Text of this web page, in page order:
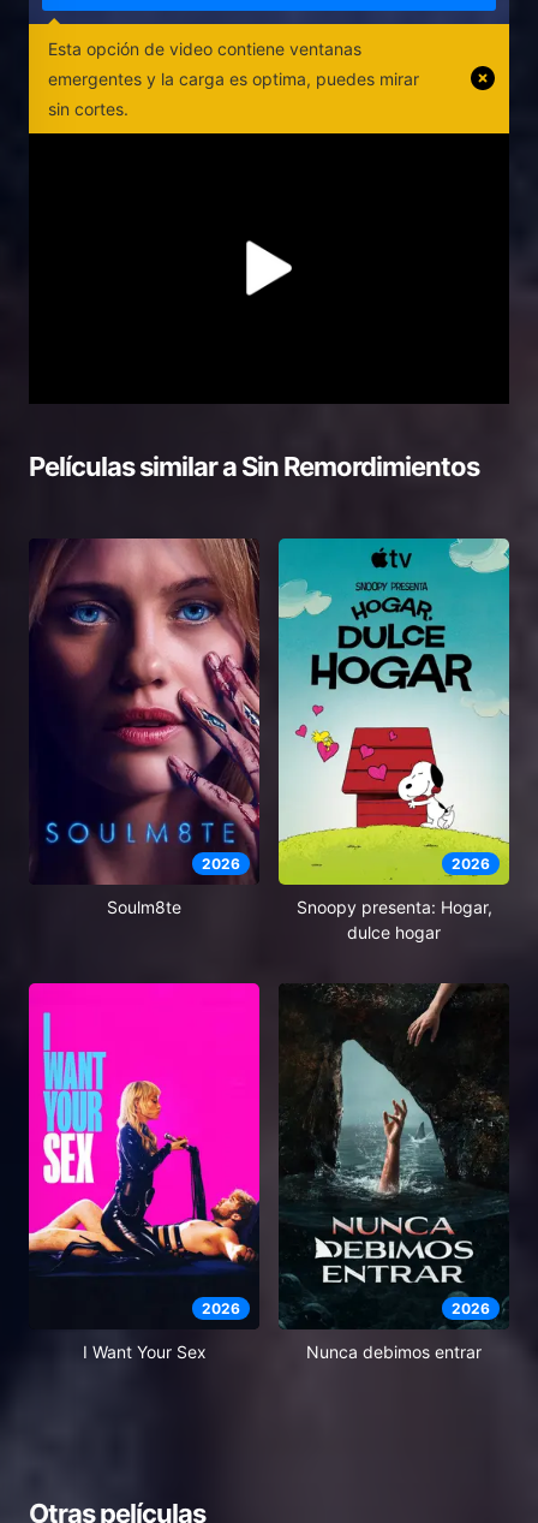
Esta opción de video contiene ventanas
emergentes y la carga es optima, puedes mirar
sin cortes.
Películas similar aSin Remordimientos
2026
Soulm8te
2026
Snoopy presenta: Hogar,
dulce hogar
2026
I Want Your Sex
2026
Nunca debimos entrar
Otras películas